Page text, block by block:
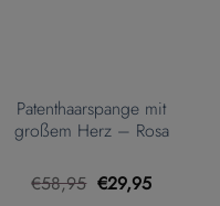
Patenthaarspange mit
großem Herz – Rosa
€58,95 Ursprünglicher
Preis
€29,95Aktueller